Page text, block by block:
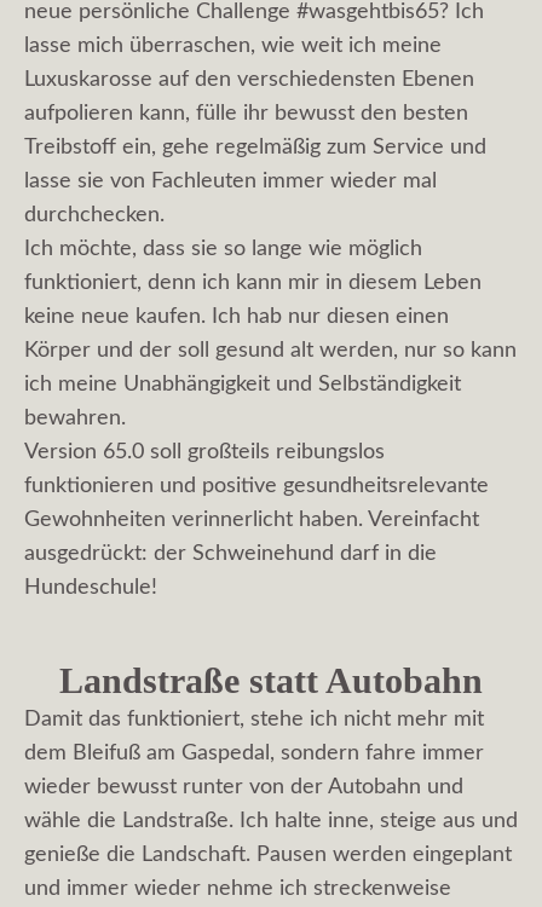
neue persönliche Challenge #wasgehtbis65? Ich
lasse mich überraschen, wie weit ich meine
Luxuskarosse auf den verschiedensten Ebenen
aufpolieren kann, fülle ihr bewusst den besten
Treibstoff ein, gehe regelmäßig zum Service und
lasse sie von Fachleuten immer wieder mal
durchchecken.
Ich möchte, dass sie so lange wie möglich
funktioniert, denn ich kann mir in diesem Leben
keine neue kaufen. Ich hab nur diesen einen
Körper und der soll gesund alt werden, nur so kann
ich meine Unabhängigkeit und Selbständigkeit
bewahren.
Version 65.0 soll großteils reibungslos
funktionieren und positive gesundheitsrelevante
Gewohnheiten verinnerlicht haben. Vereinfacht
ausgedrückt: der Schweinehund darf in die
Hundeschule!
Landstraße statt Autobahn
Damit das funktioniert, stehe ich nicht mehr mit
dem Bleifuß am Gaspedal, sondern fahre immer
wieder bewusst runter von der Autobahn und
wähle die Landstraße. Ich halte inne, steige aus und
genieße die Landschaft. Pausen werden eingeplant
und immer wieder nehme ich streckenweise